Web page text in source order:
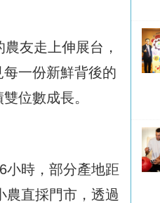
友走上伸展台，
一份新鮮背後的
位數成長。
小時，部分產地距
農直採門市，透過